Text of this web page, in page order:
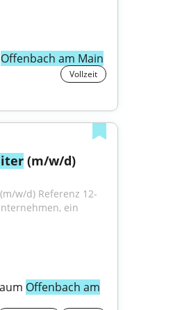
Offenbach am Main
Vollzeit
(m/w/d)
w/d) Referenz 12-
ein
Offenbach am